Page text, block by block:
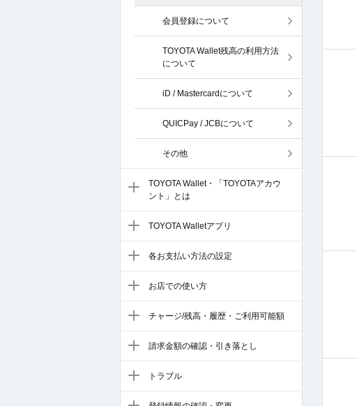
会員登録について
TOYOTA Wallet残高の利用方法
について
iD / Mastercardについて
QUICPay / JCBについて
その他
TOYOTA Wallet・「TOYOTAアカウ
ント」とは
TOYOTA Walletアプリ
各お支払い方法の設定
お店での使い方
チャージ/残高・履歴・ご利用可能額
請求金額の確認・引き落とし
トラブル